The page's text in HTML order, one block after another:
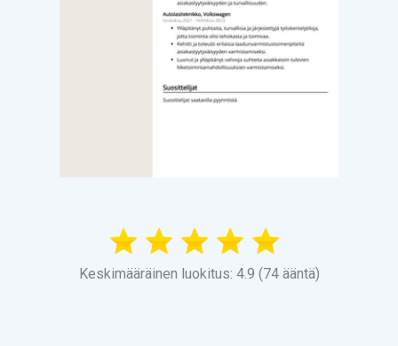
Keskimääräinen luokitus: 4.9 (74 ääntä)